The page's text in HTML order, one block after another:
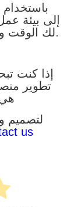
لك الوقت وتزيد من إنتاجيتك بشكل ملحوظ.
إذا كنت
تطوير
لتصميم
us